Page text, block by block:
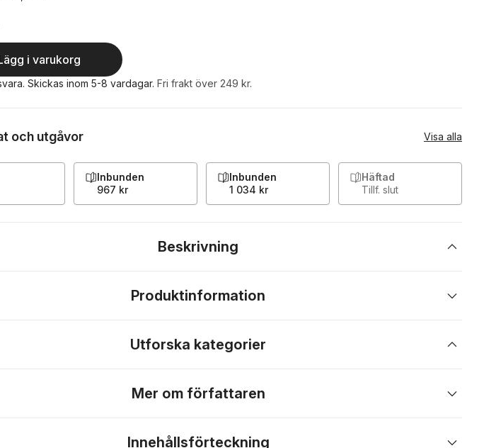
i varukorg
Skickas inom 5-8 vardagar. Fri frakt över 249 kr.
och utgåvor Visa alla
Inbunden
967 kr
Inbunden
1 034 kr
Häftad
Tillf. slut
Beskrivning
Produktinformation
Utforska kategorier
Mer om författaren
Innehållsförteckning